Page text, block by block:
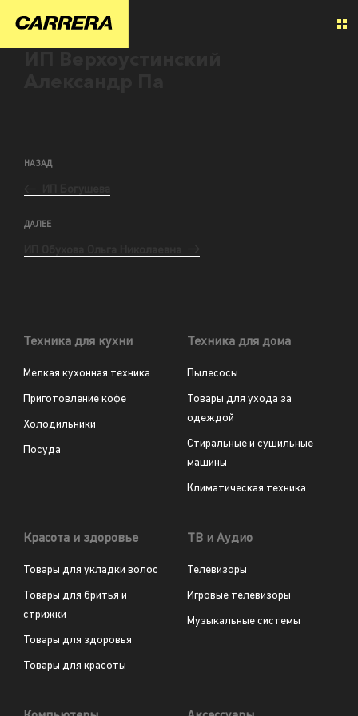
НАЗАД
ДАЛЕЕ
Техника для кухни
Мелкая кухонная техника
Приготовление кофе
Холодильники
Посуда
Техника для дома
Пылесосы
Товары для ухода за
одеждой
Стиральные и сушильные
машины
Климатическая техника
Красота и здоровье
Товары для укладки волос
Товары для бритья и
стрижки
Товары для здоровья
Товары для красоты
ТВ и Аудио
Телевизоры
Игровые телевизоры
Музыкальные системы